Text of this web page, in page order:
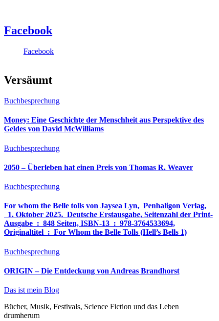
Facebook
Facebook
Versäumt
Buchbesprechung
Money: Eine Geschichte der Menschheit aus Perspektive des
Geldes von David McWilliams
Buchbesprechung
2050 – Überleben hat einen Preis von Thomas R. Weaver
Buchbesprechung
For whom the Belle tolls von Jaysea Lyn, ‎ Penhaligon Verlag,
‎ 1. Oktober 2025, ‎ Deutsche Erstausgabe, Seitenzahl der Print-
Ausgabe ‏ : ‎ 848 Seiten, ISBN-13 ‏ : ‎ 978-3764533694,
Originaltitel ‏ : ‎ For Whom the Belle Tolls (Hell’s Bells 1)
Buchbesprechung
ORIGIN – Die Entdeckung von Andreas Brandhorst
Das ist mein Blog
Bücher, Musik, Festivals, Science Fiction und das Leben
drumherum